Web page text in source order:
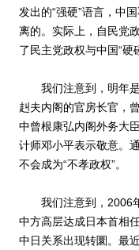
发出的“强硬”语言，中
离的。实际上，自民党
了民主党政权与中国“硬
我们注意到，明年是
赳夫内阁的官房长官，
中曾根康弘内阁外务大
计师邓小平表示敬意。
不会成为“不孝政权”。
我们注意到，2006年
中方高层达成日本首相
中日关系出现转圜。最